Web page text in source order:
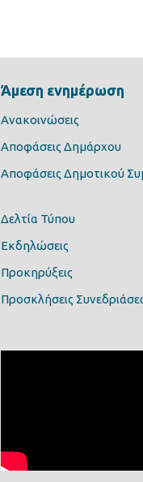
Άμεση ενημέρωση
Ανακοινώσεις
Αποφάσεις Δημάρχου
Αποφάσεις Δημοτικού
Δελτία Τύπου
Εκδηλώσεις
Προκηρύξεις
Προσκλήσεις